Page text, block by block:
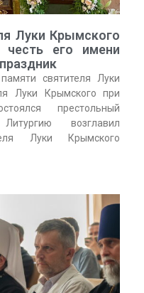
Луки Крымского
его имени
святителя Луки
Луки Крымского при
престольный
возглавил
Луки Крымского